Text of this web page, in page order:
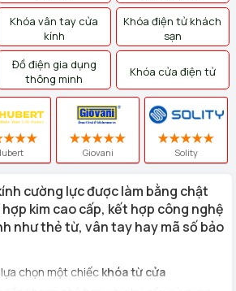
Khóa vân tay cửa
kính
Khóa điện tử khách
sạn
Đồ điện gia dụng
thông minh
Khóa cửa điện tử
Giovani Solity
cường lực được làm bằng chật
kim cao cấp, kết hợp công nghệ
như thẻ từ, vân tay hay mã số bảo
chọn một chiếc khóa từ cửa